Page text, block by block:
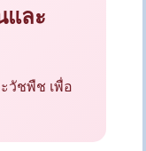
ละ
วัชพืช เพื่อ